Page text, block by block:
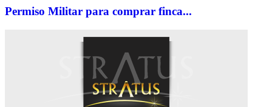
Permiso Militar para comprar finca...